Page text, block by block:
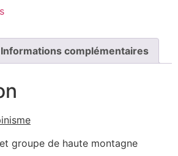
Informations complémentaires
groupe de haute montagne